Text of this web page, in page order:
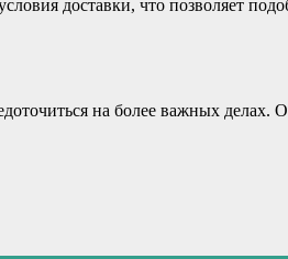
доставки, что позволяет
на более важных делах.